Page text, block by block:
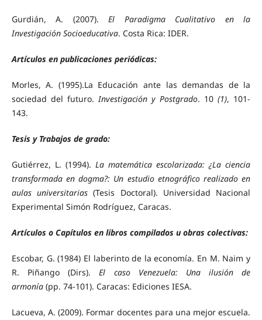
Gurdián, A. (2007).El Paradigma Cualitativo en la
Investigación Socioeducativa. Costa Rica: IDER.
Artículos en publicaciones periódicas:
Morles, A. (1995).La Educación ante las demandas de la
sociedad del futuro.Investigación y Postgrado. 10(1), 101-
143.
Tesis y Trabajos de grado:
Gutiérrez, L. (1994). La matemática escolarizada: ¿La ciencia
transformada en dogma?: Un estudio etnográfico realizado en
aulas universitarias (Tesis Doctoral). Universidad Nacional
Experimental Simón Rodríguez, Caracas.
Artículos o Capítulos en libros compilados u obras colectivas:
Escobar, G. (1984) El laberinto de la economía. En M. Naim y
R. Piñango (Dirs).El caso Venezuela: Una ilusión de
armonía (pp. 74-101). Caracas: Ediciones IESA.
Lacueva, A. (2009). Formar docentes para una mejor escuela.